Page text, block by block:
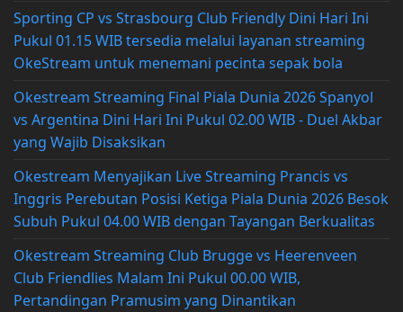
Sporting CP vs Strasbourg Club Friendly Dini Hari Ini
Pukul 01.15 WIB tersedia melalui layanan streaming
OkeStream untuk menemani pecinta sepak bola
Okestream Streaming Final Piala Dunia 2026 Spanyol
vs Argentina Dini Hari Ini Pukul 02.00 WIB - Duel Akbar
yang Wajib Disaksikan
Okestream Menyajikan Live Streaming Prancis vs
Inggris Perebutan Posisi Ketiga Piala Dunia 2026 Besok
Subuh Pukul 04.00 WIB dengan Tayangan Berkualitas
Okestream Streaming Club Brugge vs Heerenveen
Club Friendlies Malam Ini Pukul 00.00 WIB,
Pertandingan Pramusim yang Dinantikan